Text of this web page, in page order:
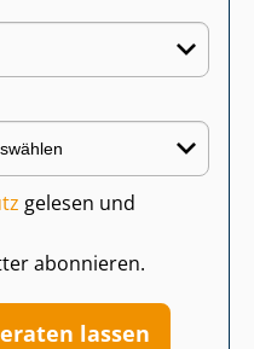
gelesen und
abonnieren.
lassen